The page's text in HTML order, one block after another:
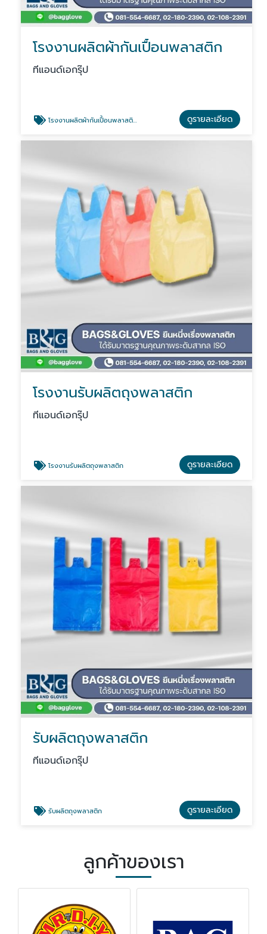
โรงงานผลิตผ้ากันเปื้อนพลาสติก
ทีแอนด์เอกรุ๊ป
โรงงานผลิตผ้ากันเปื้อนพลาสติก ดูรายละเอียด
โรงงานรับผลิตถุงพลาสติก
ทีแอนด์เอกรุ๊ป
โรงงานรับผลิตถุงพลาสติก ดูรายละเอียด
รับผลิตถุงพลาสติก
ทีแอนด์เอกรุ๊ป
รับผลิตถุงพลาสติก ดูรายละเอียด
ลูกค้าของเรา